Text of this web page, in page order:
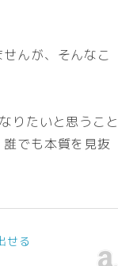
んが、そんなこ
りたいと思うこと
でも本質を見抜
せる